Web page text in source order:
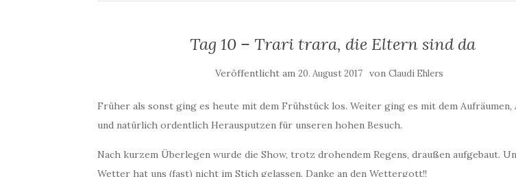
Tag 10 – Trari trara, die Eltern sind da
Veröffentlicht am 20. August 2017 von Claudi Ehlers
Früher als sonst ging es heute mit dem Frühstück los. Weiter ging es mit dem Aufräumen,
und natürlich ordentlich Herausputzen für unseren hohen Besuch.
Nach kurzem Überlegen wurde die Show, trotz drohendem Regens, draußen aufgebaut.
Wetter hat uns (fast) nicht im Stich gelassen. Danke an den Wettergott!!